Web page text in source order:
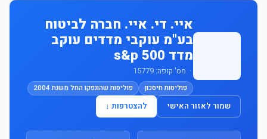
איי. די. איי. חברה לביטוח
בע"מ עוקבי מדדים עוקב
מדד s&p 500
· מס' קופה: 15779
פוליסות חיסכון פוליסות שהונפקו החל משנת 2004
שמור לאזור האישי להצטרפות ↓